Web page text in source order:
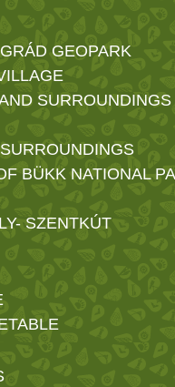
GEOPARK
SURROUNDINGS
BÜKK NATIONAL
SZENTKÚT